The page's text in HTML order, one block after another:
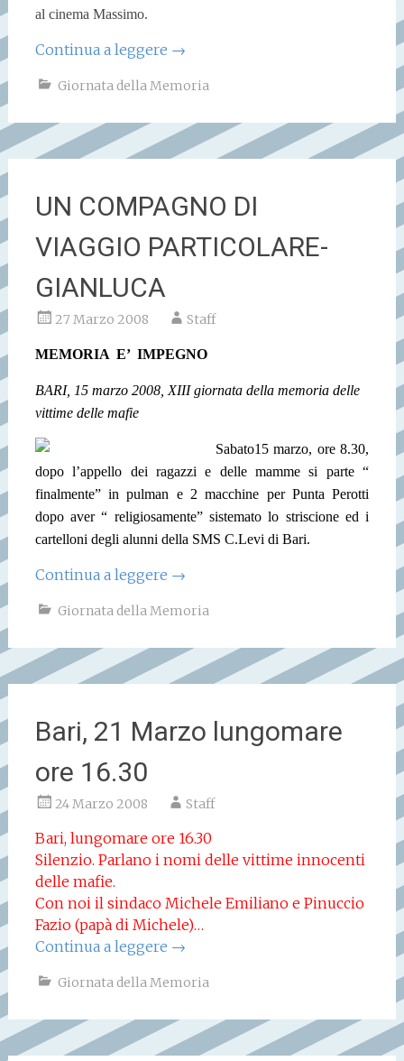
al cinema Massimo.
Continua a leggere →
Giornata della Memoria
UN COMPAGNO DI
VIAGGIO PARTICOLARE-
GIANLUCA
27 Marzo 2008 Staff
MEMORIA E’ IMPEGNO
BARI, 15 marzo 2008, XIII giornata della memoria delle
vittime delle mafie
Sabato15 marzo, ore 8.30,
dopo l’appello dei ragazzi e delle mamme si parte “
finalmente” in pulman e 2 macchine per Punta Perotti
dopo aver “ religiosamente” sistemato lo striscione ed i
cartelloni degli alunni della SMS C.Levi di Bari.
Continua a leggere →
Giornata della Memoria
Bari, 21 Marzo lungomare
ore 16.30
24 Marzo 2008 Staff
Bari, lungomare ore 16.30
Silenzio. Parlano i nomi delle vittime innocenti
delle mafie.
Con noi il sindaco Michele Emiliano e Pinuccio
Fazio (papà di Michele)…
Continua a leggere →
Giornata della Memoria